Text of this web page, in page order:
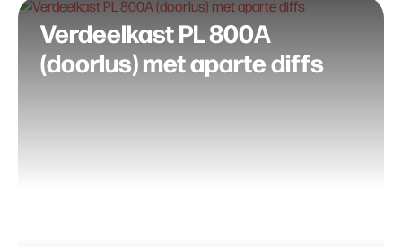
Verdeelkast PL 800A
(doorlus) met aparte diffs